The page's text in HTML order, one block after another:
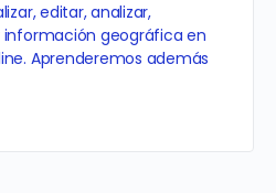
editar, analizar,
geográfica en
Aprenderemos además